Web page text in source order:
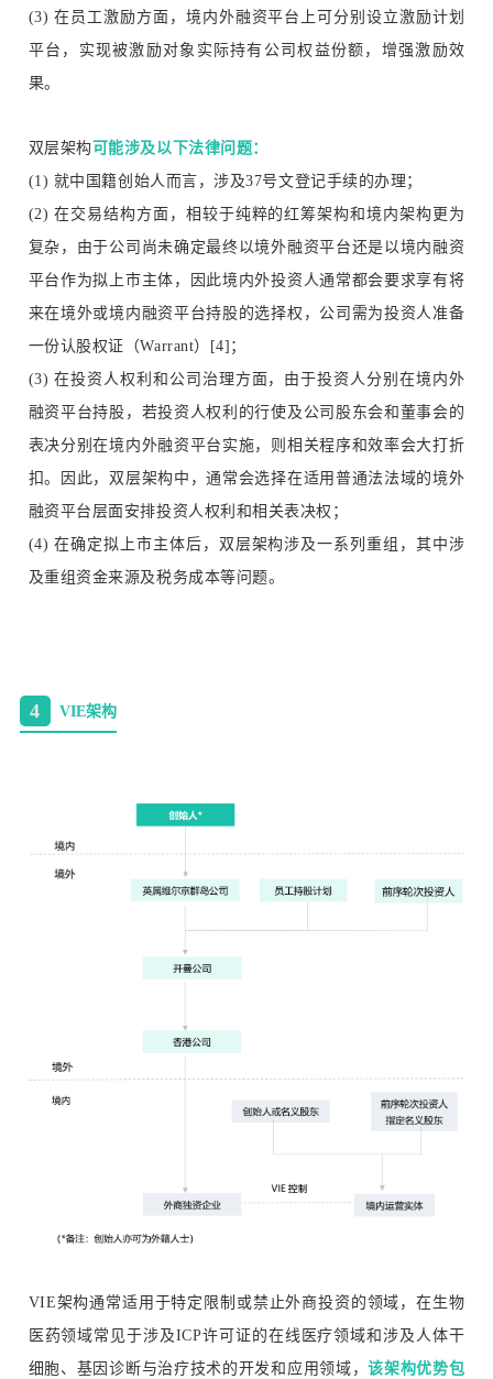
(3) 在员工激励方面，境内外融资平台上可分别设立激励计划
平台，实现被激励对象实际持有公司权益份额，增强激励效
果。
双层架构 可能涉及以下法律问题：
(1) 就中国籍创始人而言，涉及37号文登记手续的办理；
(2) 在交易结构方面，相较于纯粹的红筹架构和境内架构更为
复杂，由于公司尚未确定最终以境外融资平台还是以境内融资
平台作为拟上市主体，因此境内外投资人通常都会要求享有将
来在境外或境内融资平台持股的选择权，公司需为投资人准备
一份认股权证（Warrant）[4]；
(3) 在投资人权利和公司治理方面，由于投资人分别在境内外
融资平台持股，若投资人权利的行使及公司股东会和董事会的
表决分别在境内外融资平台实施，则相关程序和效率会大打折
扣。因此，双层架构中，通常会选择在适用普通法法域的境外
融资平台层面安排投资人权利和相关表决权；
(4) 在确定拟上市主体后，双层架构涉及一系列重组，其中涉
及重组资金来源及税务成本等问题。
4 VIE架构
VIE架构通常适用于特定限制或禁止外商投资的领域，在生物
医药领域常见于涉及ICP许可证的在线医疗领域和涉及人体干
细胞、基因诊断与治疗技术的开发和应用领域，该架构优势包